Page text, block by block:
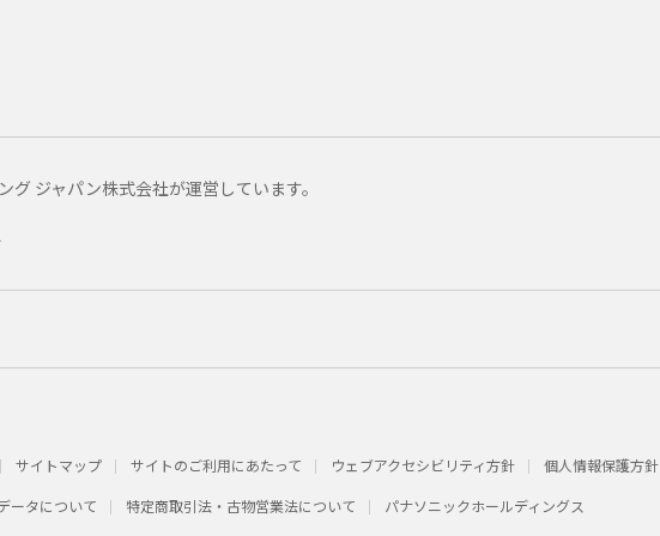
ジャパン株式会社が運営しています。
サイトマップ サイトのご利用にあたって ウェブアクセシビリティ方針
個人情報保護方針
ータについて
特定商取引法・古物営業法について パナソニックホールディングス